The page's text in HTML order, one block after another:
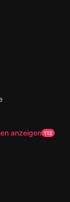
anzeigen 112